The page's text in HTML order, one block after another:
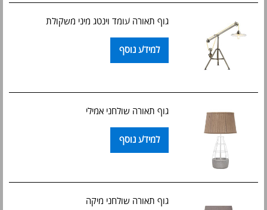
גוף תאורה עומד וינטג מיני משקולת
למידע נוסף
גוף תאורה שולחני אמילי
למידע נוסף
גוף תאורה שולחני מיקה